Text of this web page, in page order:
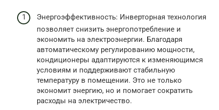
Энергоэффективность: Инверторная технология
позволяет снизить энергопотребление и
экономить на электроэнергии. Благодаря
автоматическому регулированию мощности,
кондиционеры адаптируются к изменяющимся
условиям и поддерживают стабильную
температуру в помещении. Это не только
экономит энергию, но и помогает сократить
расходы на электричество.